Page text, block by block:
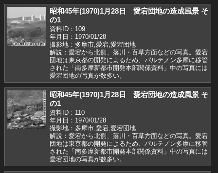
昭和45年(1970)1月28日 愛宕団地の造成風景 そ
の1
資料ID：109
年月日：1970/01/28
撮影地：多摩市,愛宕,愛宕団地
解説：愛宕から北側、落川・百草方面などの写真。愛宕
団地は東京都の開発によるため、パルテノン多摩に移管
された「南多摩新都市開発本部関係資料」中の写真には
愛宕団地の写真が数多い。
昭和45年(1970)1月28日 愛宕団地の造成風景 そ
の1
資料ID：110
年月日：1970/01/28
撮影地：多摩市,愛宕,愛宕団地
解説：愛宕から北側、落川・百草方面などの写真。愛宕
団地は東京都の開発によるため、パルテノン多摩に移管
された「南多摩新都市開発本部関係資料」中の写真には
愛宕団地の写真が数多い。